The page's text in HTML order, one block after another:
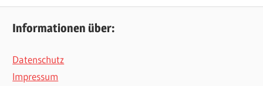
Informationen über:
Datenschutz
Impressum